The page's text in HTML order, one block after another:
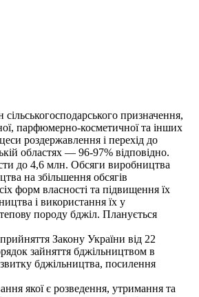
призначення,
парфюмерно-косметичної та інших
роздержавлення і перехід до
областях — 96-97% відповідно.
до 4,6 млн. Обсяги виробництва
на збільшення обсягів
форм власності та підвищення їх
і використання їх у
породу бджіл. Планується
Закону України від 22
зайняття бджільництвом в
бджільництва, посилення
якої є розведення, утримання та